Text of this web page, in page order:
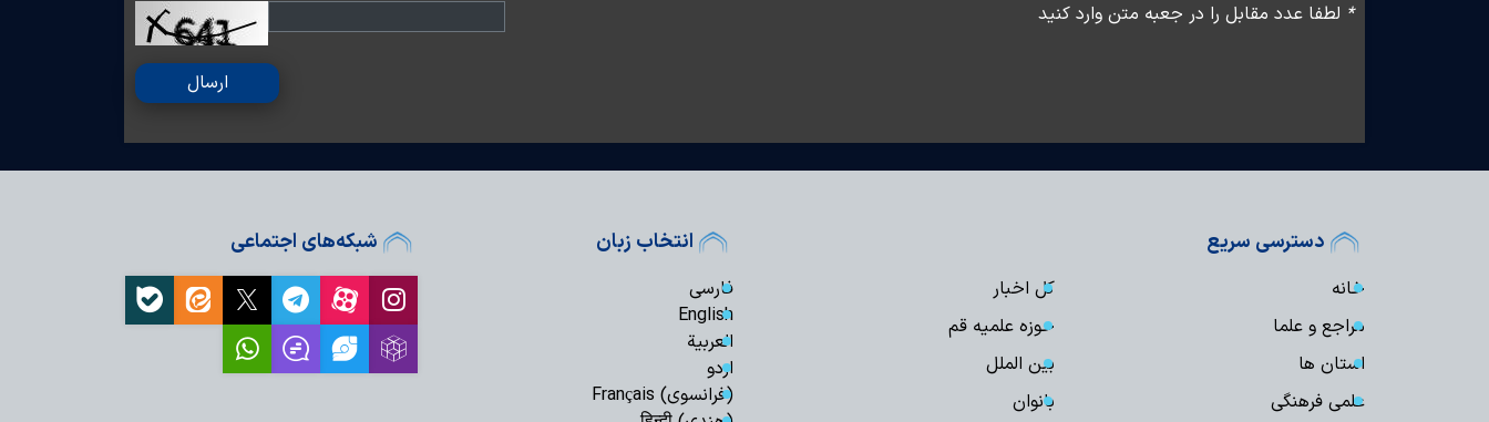
* لطفا عدد مقابل را در جعبه متن وارد کنید
ارسال
دسترسی سریع
خانه
کل اخبار
مراجع و علما
حوزه علمیه قم
استان ها
بین الملل
علمی فرهنگی
بانوان
انتخاب زبان
فارسی
English
العربیة
اردو
(فرانسوی) Français
شبکه‌های اجتماعی